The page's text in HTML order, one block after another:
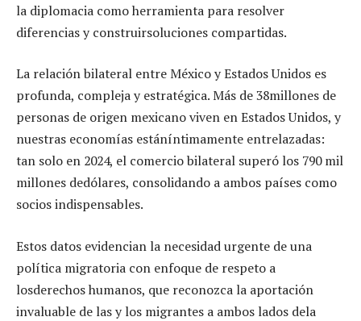
la diplomacia como herramienta para resolver
diferencias y construirsoluciones compartidas.
La relación bilateral entre México y Estados Unidos es
profunda, compleja y estratégica. Más de 38millones de
personas de origen mexicano viven en Estados Unidos, y
nuestras economías estáníntimamente entrelazadas:
tan solo en 2024, el comercio bilateral superó los 790 mil
millones dedólares, consolidando a ambos países como
socios indispensables.
Estos datos evidencian la necesidad urgente de una
política migratoria con enfoque de respeto a
losderechos humanos, que reconozca la aportación
invaluable de las y los migrantes a ambos lados dela